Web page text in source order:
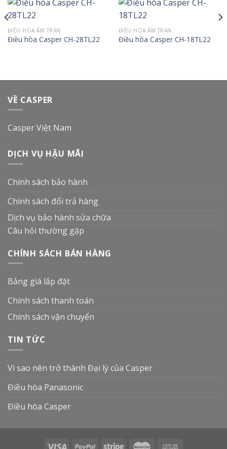
ĐIỀU HÒA ÂM TRẦN
Điều hòa Casper CH-28TL22
ĐIỀU HÒA ÂM TRẦN
Điều hòa Casper CH-18TL22
VỀ CASPER
Casper Việt Nam
DỊCH VỤ HẬU MÃI
Chính sách bảo hành
Chính sách đổi trả hàng
Dịch vụ bảo hành sửa chữa
Câu hỏi thường gặp
CHÍNH SÁCH BÁN HÀNG
Bảng giá lắp đặt
Chính sách thanh toán
Chính sách vận chuyển
TIN TỨC
Vì sao nên trở thành Đại lý của Casper
Điều hòa Panasonic
Điều hòa Casper